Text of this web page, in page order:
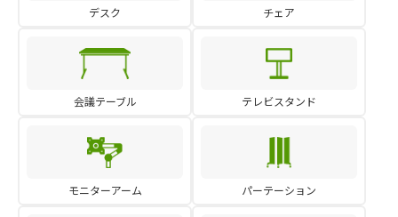
デスク チェア
会議テーブル テレビスタンド
モニターアーム パーテーション